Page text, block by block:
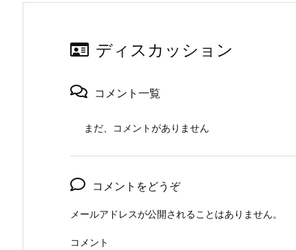
ディスカッション
コメント一覧
まだ、コメントがありません
コメントをどうぞ
メールアドレスが公開されることはありません。
コメント